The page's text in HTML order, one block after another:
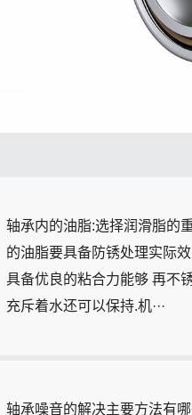
轴承内的油脂:选择润滑脂的
的油脂要具备防锈处理实际
具备优良的粘合力能够 再不
充斥着水还可以保持.机···
轴承噪音的解决主要方法有